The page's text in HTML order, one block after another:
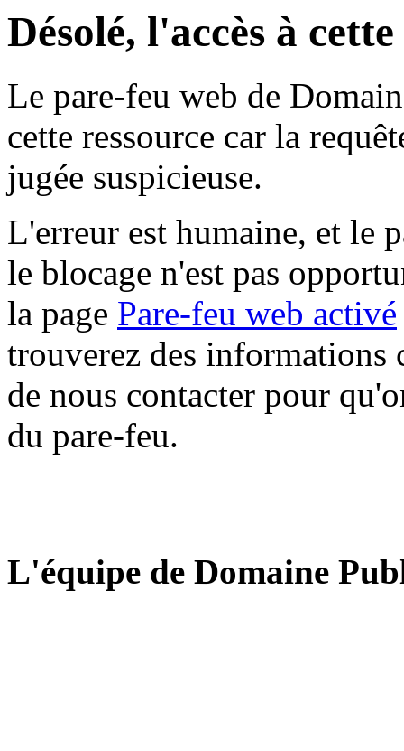
Désolé, l'accès à
Le pare-feu web de
cette ressource car la
jugée suspicieuse.
L'erreur est humaine, et le
le blocage n'est pas
la page Pare-feu web activé
trouverez des informations
de nous contacter pour
du pare-feu.
L'équipe de Domaine